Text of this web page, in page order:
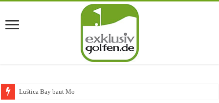
Luštica Bay baut Monten